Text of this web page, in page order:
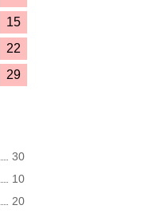
15
22
29
30
10
20